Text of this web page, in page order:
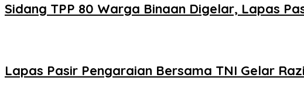
Sidang TPP 80 Warga Binaan Digelar, Lapas
Lapas Pasir Pengaraian Bersama TNI Gelar